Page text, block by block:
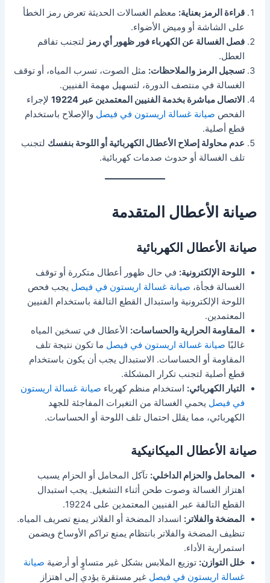
قراءة الرمز بعناية: معظم الغسالات الحديثة تعرض رمز الخطأ
على الشاشة أو وميض الأضواء.
فصل الغسالة عن الكهرباء فور ظهور أي رمز لتجنب تفاقم
العطل.
تسجيل الرمز والملاحظات: مثل الصوت، تسرب المياه، أو توقف
الغسالة في منتصف الدورة، لتسهيل مهمة الفنيين.
الاتصال مباشرة بخدمة الفنيين المعتمدين عبر 19224
لإجراء
الفحص صيانة غسالة اريستون في فيصل والإصلاح باستخدام
قطع أصلية.
عدم محاولة إصلاح الأعطال الكهربائية أو اللوحة بنفسك لتجنب
تلف الغسالة أو حدوث صدمات كهربائية.
صيانة الأعطال المتقدمة
صيانة الأعطال الكهربائية
اللوحة الإلكترونية: في حال ظهور أعطال متكررة أو توقف
الغسالة فجأة، صيانة غسالة اريستون في فيصل يجب فحص
اللوحة الإلكترونية واستبدال القطع التالفة باستخدام الفنيين
المعتمدين.
المقاومة الحرارية والحساسات: الأعطال في تسخين المياه
غالبًا صيانة غسالة اريستون في فيصل ما تكون نتيجة تلف
المقاومة أو الحساسات. الاستبدال يجب أن يكون باستخدام
قطع أصلية لتجنب تكرار المشكلة.
التيار الكهربائي: استخدام منظم كهرباء صيانة غسالة اريستون
في فيصل يحمي الغسالة من التغيرات المفاجئة للجهد
الكهربائي، مما يقلل احتمال تلف اللوحة أو الحساسات.
صيانة الأعطال الميكانيكية
المحامل والحزام الداخلي: تآكل المحامل أو الحزام يسبب
اهتزاز الغسالة وصوت طحن أثناء التشغيل. يجب استبدال
القطع التالفة عبر الفنيين المعتمدين على 19224.
المضخة والفلاتر: انسداد المضخة أو الفلاتر يمنع تصريف المياه.
تنظيف المضخة والفلاتر بانتظام يمنع تراكم الأوساخ ويضمن
استمرارية الأداء.
خلل التوازن: توزيع الملابس بشكل غير متساوٍ أو أرضية صيانة
غسالة اريستون في فيصل غير مستقرة يؤدي إلى اهتزاز